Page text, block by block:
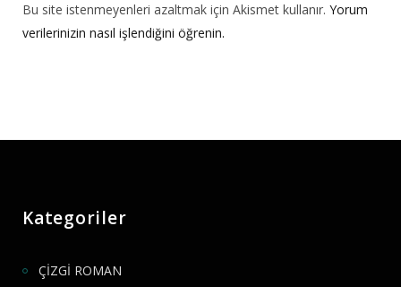
Bu site istenmeyenleri azaltmak için Akismet kullanır. Yorum
verilerinizin nasıl işlendiğini öğrenin.
Kategoriler
ÇİZGİ ROMAN